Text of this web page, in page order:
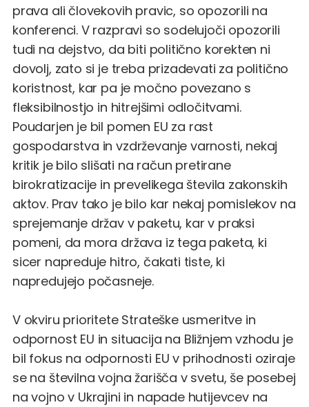
prava ali človekovih pravic, so opozorili na
konferenci. V razpravi so sodelujoči opozorili
tudi na dejstvo, da biti politično korekten ni
dovolj, zato si je treba prizadevati za politično
koristnost, kar pa je močno povezano s
fleksibilnostjo in hitrejšimi odločitvami.
Poudarjen je bil pomen EU za rast
gospodarstva in vzdrževanje varnosti, nekaj
kritik je bilo slišati na račun pretirane
birokratizacije in prevelikega števila zakonskih
aktov. Prav tako je bilo kar nekaj pomislekov na
sprejemanje držav v paketu, kar v praksi
pomeni, da mora država iz tega paketa, ki
sicer napreduje hitro, čakati tiste, ki
napredujejo počasneje.
V okviru prioritete Strateške usmeritve in
odpornost EU in situacija na Bližnjem vzhodu je
bil fokus na odpornosti EU v prihodnosti oziraje
se na številna vojna žarišča v svetu, še posebej
na vojno v Ukrajini in napade hutijevcev na